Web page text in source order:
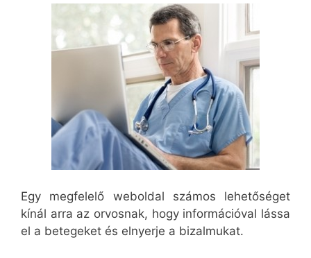
Egy megfelelő weboldal számos lehetőséget
kínál arra az orvosnak, hogy információval lássa
el a betegeket és elnyerje a bizalmukat.